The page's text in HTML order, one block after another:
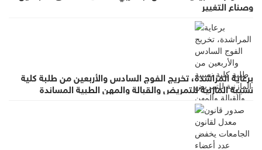
وصناع التغيير
برعاية المراشدة، تخريج الفوج السادس والأربعين من طلبة كلية
نسيبة المازنية للتمريض والقبالة والمهن الطبية المساندة